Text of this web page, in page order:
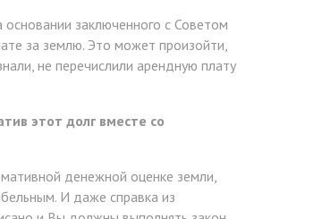
заключенного с Советом
за землю. Это может произойти,
не перечислили арендную плату
этот долг вместе со
денежной оценке земли,
И даже справка из